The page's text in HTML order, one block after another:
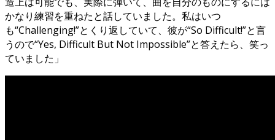
かなり練習を重ねたと話していました。私はいつ
も“Challenging!”とくり返していて、彼が“So Difficult!”と言
うので“Yes, Difficult But Not Impossible”と答えたら、笑っ
ていました」